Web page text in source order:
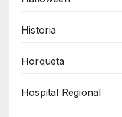
Historia
Horqueta
Hospital Regional